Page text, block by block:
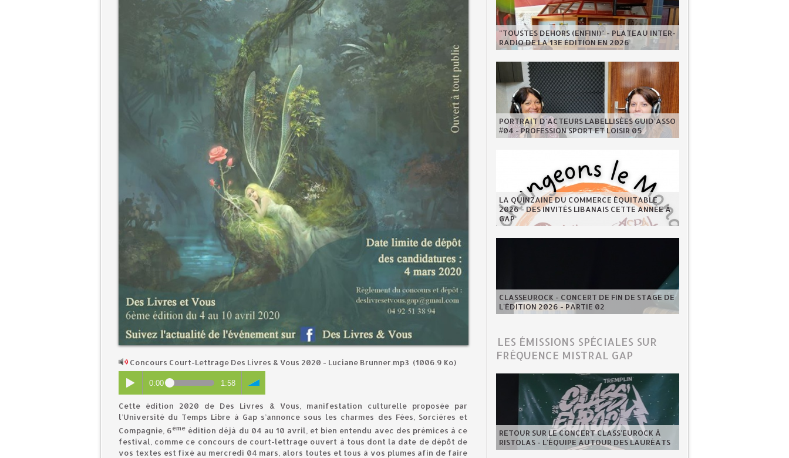
Concours Court-Lettrage Des Livres & Vous 2020 - Luciane Brunner.mp3 (1006.9 Ko)
0:00 1:58
Cette édition 2020 de Des Livres & Vous, manifestation culturelle proposée par
l’Université du Temps Libre à Gap s’annonce sous les charmes des Fées, Sorcières et
Compagnie, 6ème édition déjà du 04 au 10 avril, et bien entendu avec des prémices à ce
festival, comme ce concours de court-lettrage ouvert à tous dont la date de dépôt de
vos textes est fixé au mercredi 04 mars, alors toutes et tous à vos plumes afin de faire
"TOUSTES DEHORS (ENFIN!)" - PLATEAU INTER-
RADIO DE LA 13E ÉDITION EN 2026
PORTRAIT D'ACTEURS LABELLISÉES GUID'ASSO
#04 - PROFESSION SPORT ET LOISIR 05
LA QUINZAINE DU COMMERCE ÉQUITABLE
2026 - DES INVITÉS LIBANAIS CETTE ANNÉE À
GAP
CLASSEUROCK - CONCERT DE FIN DE STAGE DE
L'ÉDITION 2026 - PARTIE 02
LES ÉMISSIONS SPÉCIALES SUR
FRÉQUENCE MISTRAL GAP
RETOUR SUR LE CONCERT CLASS'EUROCK À
RISTOLAS - L'ÉQUIPE AUTOUR DES LAURÉATS